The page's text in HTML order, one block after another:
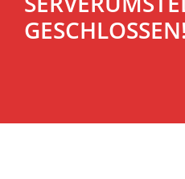
GESCHLOSSEN!